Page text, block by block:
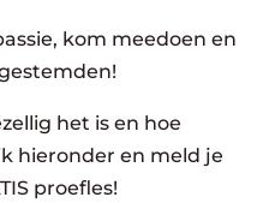
kom meedoen en
het is en hoe
hieronder en meld je
proefles!